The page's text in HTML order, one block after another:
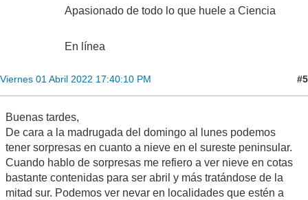
Apasionado de todo lo que huele a Ciencia
En línea
Viernes 01 Abril 2022 17:40:10 PM #5
Buenas tardes,
De cara a la madrugada del domingo al lunes podemos
tener sorpresas en cuanto a nieve en el sureste peninsular.
Cuando hablo de sorpresas me refiero a ver nieve en cotas
bastante contenidas para ser abril y más tratándose de la
mitad sur. Podemos ver nevar en localidades que estén a